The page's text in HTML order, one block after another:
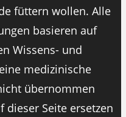
füttern wollen. Alle
basieren auf
Wissens- und
medizinische
übernommen
Seite ersetzen